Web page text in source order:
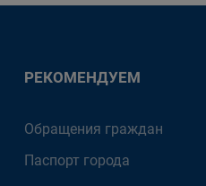
РЕКОМЕНДУЕМ
Обращения граждан
Паспорт города